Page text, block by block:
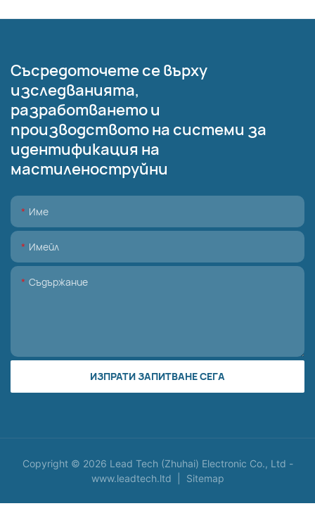
Съсредоточете се върху
изследванията,
разработването и
производството на системи за
идентификация на
мастиленоструйни
Име
Имейл
Съдържание
ИЗПРАТИ ЗАПИТВАНЕ СЕГА
Copyright © 2026 Lead Tech (Zhuhai) Electronic Co., Ltd -
www.leadtech.ltd
Sitemap